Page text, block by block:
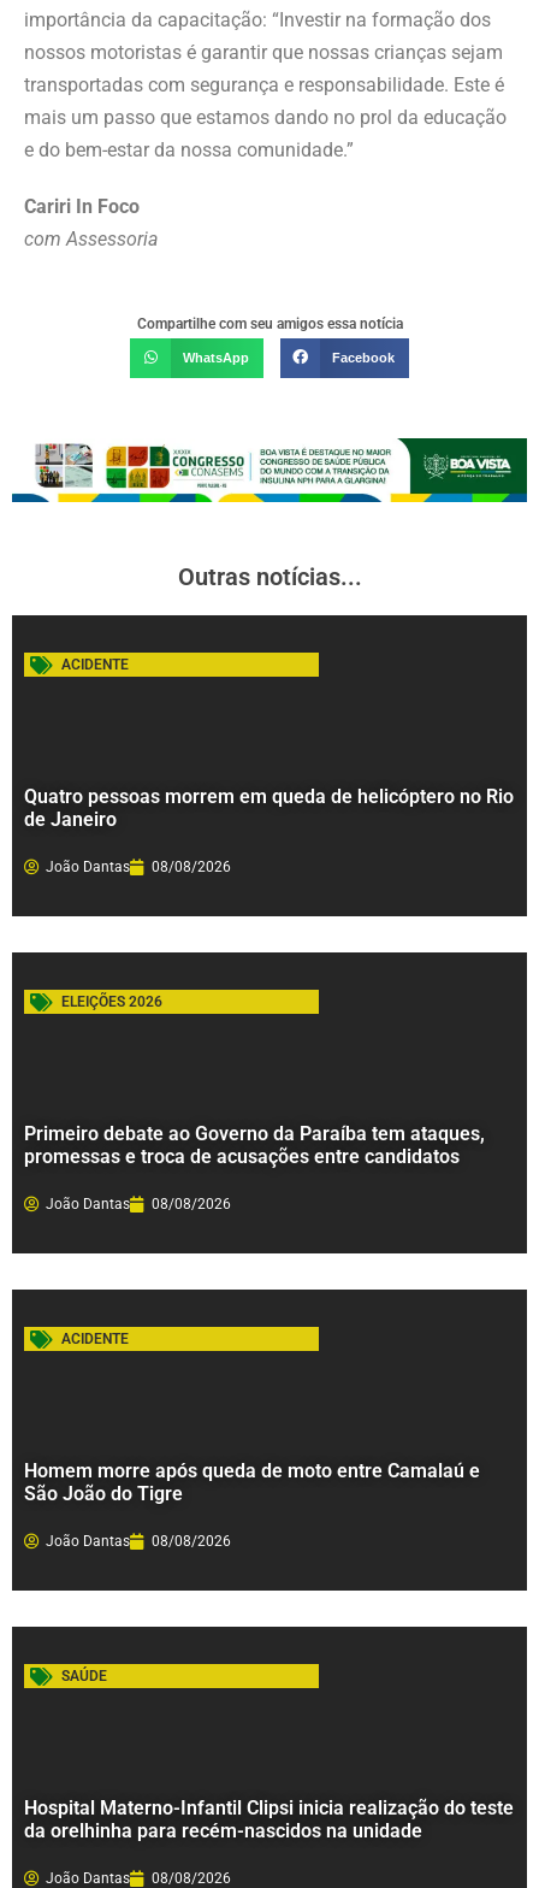
importância da capacitação: “Investir na formação dos
nossos motoristas é garantir que nossas crianças sejam
transportadas com segurança e responsabilidade. Este é
mais um passo que estamos dando no prol da educação
e do bem-estar da nossa comunidade.”
Cariri In Foco
com Assessoria
Compartilhe com seu amigos essa notícia
WhatsApp Facebook
Outras notícias...
ACIDENTE
Quatro pessoas morrem em queda de helicóptero no Rio
de Janeiro
João Dantas 08/08/2026
ELEIÇÕES 2026
Primeiro debate ao Governo da Paraíba tem ataques,
promessas e troca de acusações entre candidatos
João Dantas 08/08/2026
ACIDENTE
Homem morre após queda de moto entre Camalaú e
São João do Tigre
João Dantas 08/08/2026
SAÚDE
Hospital Materno-Infantil Clipsi inicia realização do teste
da orelhinha para recém-nascidos na unidade
João Dantas 08/08/2026